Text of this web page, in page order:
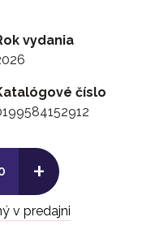
Somethin'
vydania
číslo
+
v predajni